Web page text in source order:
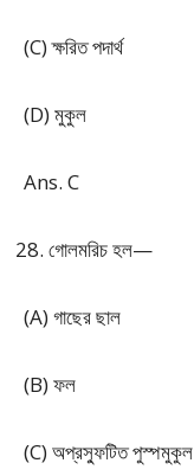
(C) ক্ষরিত পদার্থ
(D) মুকুল
Ans. C
গোলমরিচ হল—
(A) গাছের ছাল
(B) ফল
(C) অপ্রস্ফুটিত পুস্পমুকুল